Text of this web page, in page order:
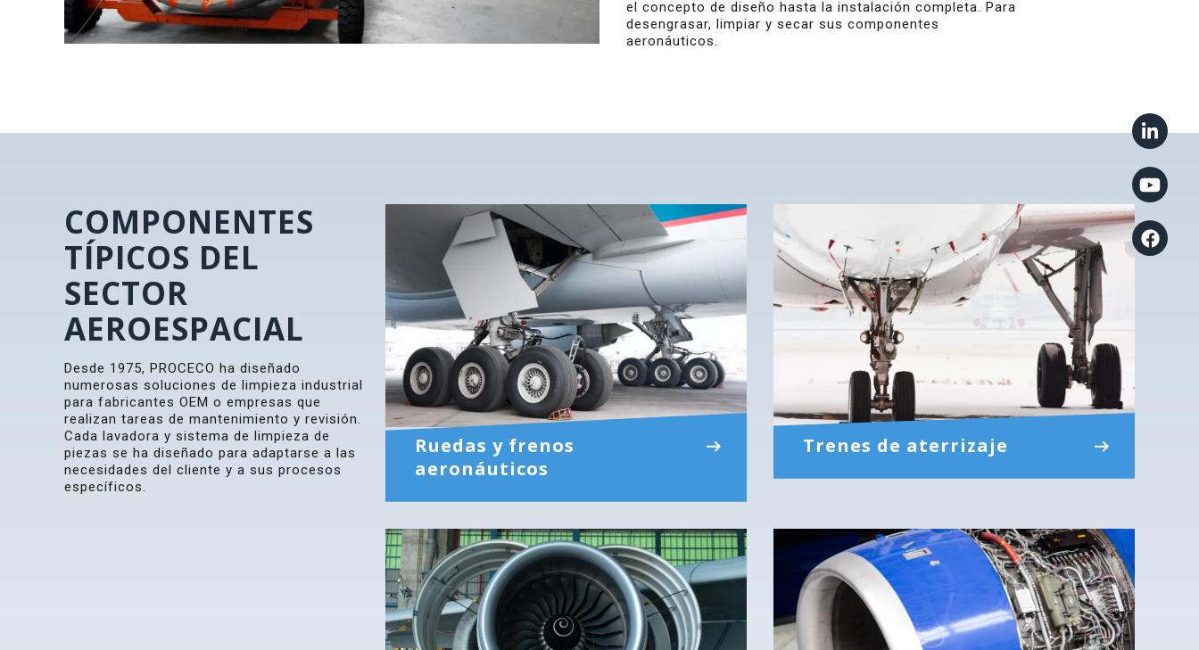
el concepto de diseño hasta la instalación completa. Para
desengrasar, limpiar y secar sus componentes
aeronáuticos.
COMPONENTES
TÍPICOS DEL
SECTOR
AEROESPACIAL
Desde 1975, PROCECO ha diseñado
numerosas soluciones de limpieza industrial
para fabricantes OEM o empresas que
realizan tareas de mantenimiento y revisión.
Cada lavadora y sistema de limpieza de
piezas se ha diseñado para adaptarse a las
necesidades del cliente y a sus procesos
específicos.
Ruedas y frenos
aeronáuticos
Trenes de aterrizaje